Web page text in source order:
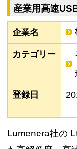
産業用高速
企業名
カテゴリー
登録日
Lumenera社の